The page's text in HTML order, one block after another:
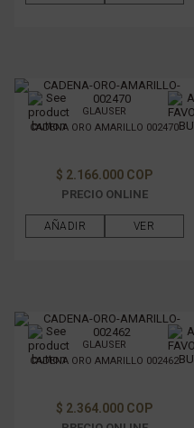
GLAUSER
CADENA ORO AMARILLO 002470
$ 2.166.000 COP
PRECIO ONLINE
AÑADIR VER
GLAUSER
CADENA ORO AMARILLO 002462
$ 2.364.000 COP